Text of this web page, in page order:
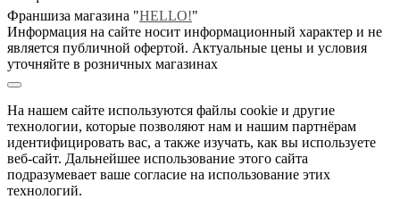
Франшиза магазина "HELLO!"
Информация на сайте носит информационный характер и не
является публичной офертой. Актуальные цены и условия
уточняйте в розничных магазинах
На нашем сайте используются файлы cookie и другие
технологии, которые позволяют нам и нашим партнёрам
идентифицировать вас, а также изучать, как вы используете
веб-сайт. Дальнейшее использование этого сайта
подразумевает ваше согласие на использование этих
технологий.